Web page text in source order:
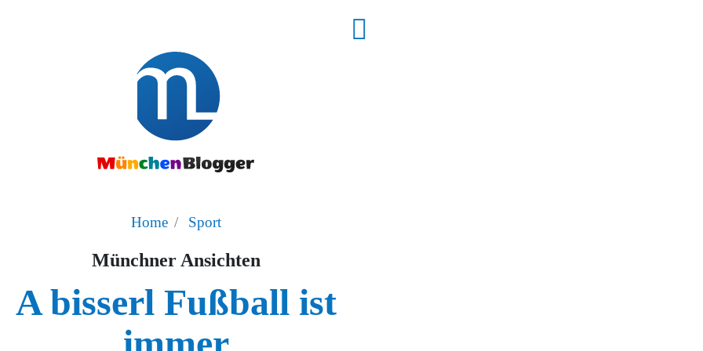
Home Sport
Münchner Ansichten
A bisserl Fußball ist